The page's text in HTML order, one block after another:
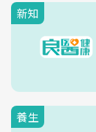
新知
養生